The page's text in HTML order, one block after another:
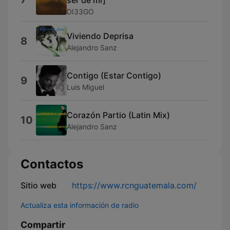
DI33GO
8 Viviendo Deprisa
Alejandro Sanz
9 Contigo (Estar Contigo)
Luis Miguel
10 Corazón Partio (Latin Mix)
Alejandro Sanz
Contactos
Sitio web https://www.rcnguatemala.com/
Actualiza esta información de radio
Compartir